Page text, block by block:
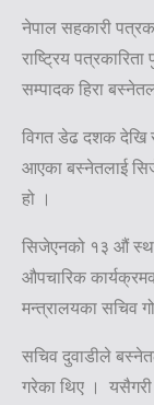
नेपाल सहकारी
राष्ट्रिय
सम्पादक हिरा
विगत डेढ दशक देखि
आएका बस्नेतलाई
हो ।
सिजेएनको १३ औं
औपचारिक
मन्त्रालयका सचिव
सचिव दुवाडीले
गरेका थिए ।